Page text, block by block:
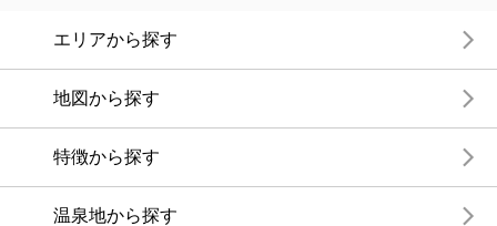
エリアから探す
地図から探す
特徴から探す
温泉地から探す